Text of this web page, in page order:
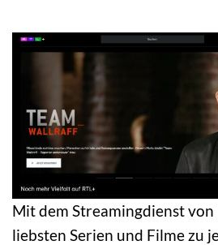
Mit dem Streamingdienst von
liebsten Serien und Filme zu